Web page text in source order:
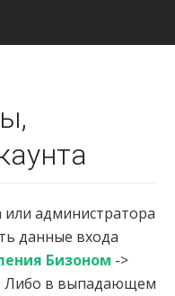
администратора
данные входа
Бизоном ->
Либо в выпадающем